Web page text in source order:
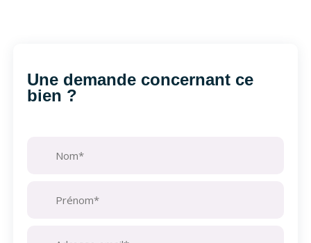
Une demande concernant ce
bien ?